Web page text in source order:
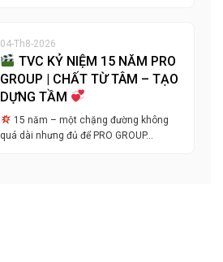
04-Th8-2026
TVC KỶ NIỆM 15 NĂM PRO
GROUP | CHẤT TỪ TÂM – TẠO
DỰNG TẦM
15 năm – một chặng đường không
quá dài nhưng đủ để PRO GROUP…